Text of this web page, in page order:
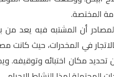
المختصة.
أن المشتبه فيه يعد
في المخدرات، حيث كانت
مكان اختبائه وتوقيفه.